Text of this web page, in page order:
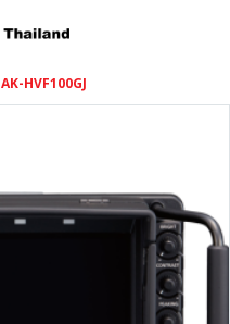
AK-HVF100GJ